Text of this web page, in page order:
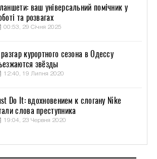
ваш універсальний помічник у
та розвагах
00:53, 29 Січня 2025
курортного сезона в Одессу
звёзды
12:40, 19 Липня 2020
Do It: вдохновением к слогану Nike
слова преступника
19:04, 23 Червня 2020